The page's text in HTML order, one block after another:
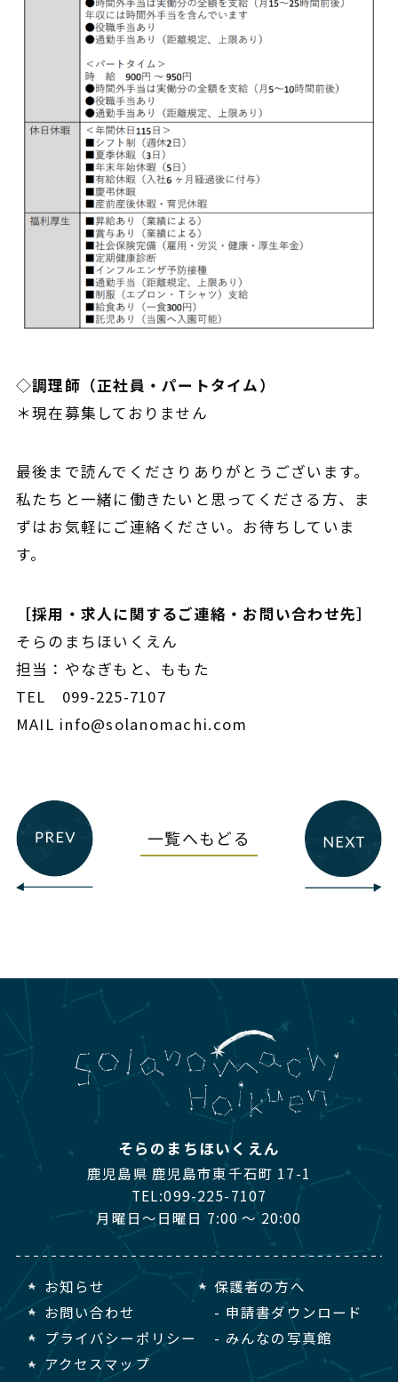
◇調理師（正社員・パートタイム）
＊現在募集しておりません
最後まで読んでくださりありがとうございます。
私たちと一緒に働きたいと思ってくださる方、ま
ずはお気軽にご連絡ください。お待ちしていま
す。
［採用・求人に関するご連絡・お問い合わせ先］
そらのまちほいくえん
担当：やなぎもと、ももた
TEL 099-225-7107
MAIL info@solanomachi.com
一覧へもどる
そらのまちほいくえん
鹿児島県 鹿児島市東千石町 17-1
TEL:099-225-7107
月曜日～日曜日 7:00 ～ 20:00
お知らせ
お問い合わせ
プライバシーポリシー
アクセスマップ
保護者の方へ
申請書ダウンロード
みんなの写真館